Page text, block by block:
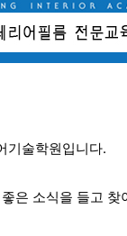
기술학원입니다.
은 소식을 들고 찾